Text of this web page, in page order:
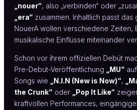
„nouer“, also „verbinden“ oder
„era“ zusammen. Inhaltlich passt das
NouerA wollen verschiedene Zeiten,
musikalische Einflüsse miteinander
Schon vor ihrem offiziellen Debüt
Pre-Debut-Veröffentlichung
„MU“
Songs wie
„N.I.N (New is Now)“,
the Crunk“ oder „Pop It Like“
kraftvollen Performances,